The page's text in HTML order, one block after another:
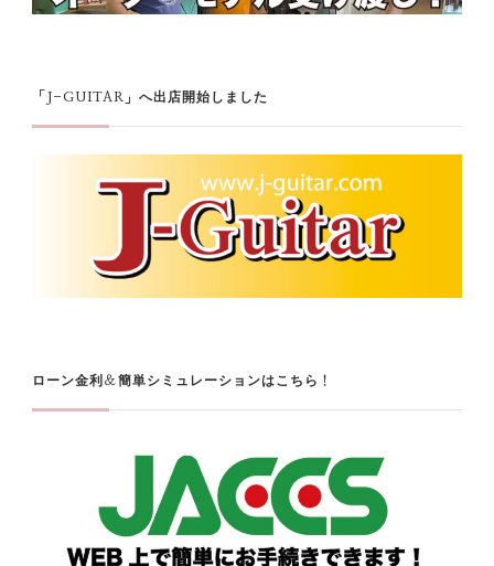
「J-GUITAR」へ出店開始しました
ローン金利＆簡単シミュレーションはこちら！